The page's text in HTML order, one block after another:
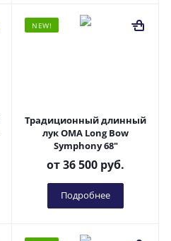
NEW!
Традиционный длинный
лук OMA Long Bow
Symphony 68"
от36 500 руб.
Подробнее